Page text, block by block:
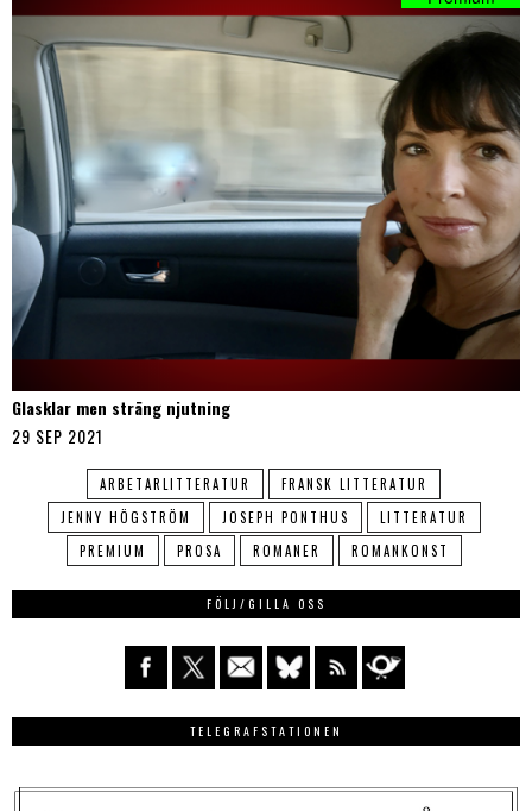
Glasklar men sträng njutning
29 SEP 2021
ARBETARLITTERATUR
FRANSK LITTERATUR
JENNY HÖGSTRÖM
JOSEPH PONTHUS
LITTERATUR
PREMIUM
PROSA ROMANER ROMANKONST
FÖLJ/GILLA OSS
TELEGRAFSTATIONEN